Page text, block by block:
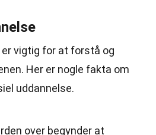
vigtig for at forstå og
Her er nogle fakta om
uddannelse.
over begynder at